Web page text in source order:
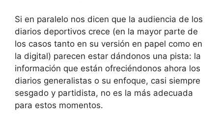
Si en paralelo nos dicen que la audiencia de los
diarios deportivos crece (en la mayor parte de
los casos tanto en su versión en papel como en
la digital) parecen estar dándonos una pista: la
información que están ofreciéndonos ahora los
diarios generalistas o su enfoque, casi siempre
sesgado y partidista, no es la más adecuada
para estos momentos.